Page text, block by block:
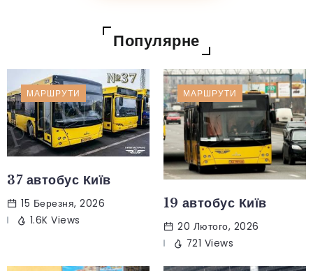
Популярне
МАРШРУТИ
37 автобус Київ
15 Березня, 2026
1.6K Views
МАРШРУТИ
19 автобус Київ
20 Лютого, 2026
721 Views